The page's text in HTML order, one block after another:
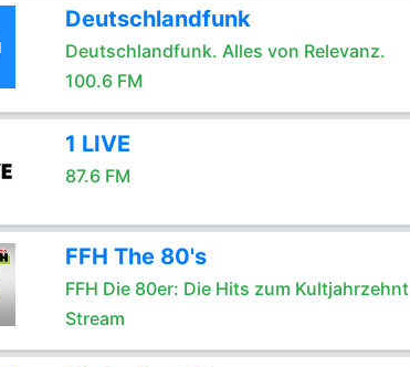
Deutschlandfunk
Deutschlandfunk. Alles von Relevanz.
100.6 FM
1 LIVE
87.6 FM
FFH The 80's
FFH Die 80er: Die Hits zum Kultjahrzehnt
Stream